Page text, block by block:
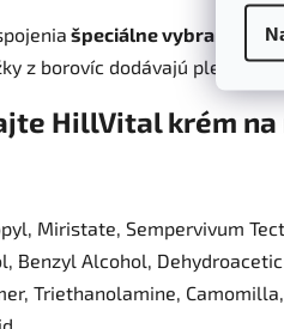
špeciálne vybraných
z borovíc dodávajú pleti
HillVital krém
Miristate, Sempervivum
Benzyl Alcohol,
Triethanolamine,